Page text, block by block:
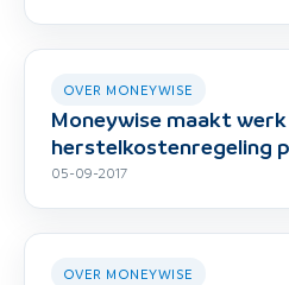
OVER MONEYWISE
Moneywise maakt
herstelkostenregeling
05-09-2017
OVER MONEYWISE